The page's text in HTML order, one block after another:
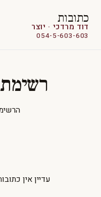
כתובות
דוד מרדכי · יוצר
054-5-603-603
עדיין אין